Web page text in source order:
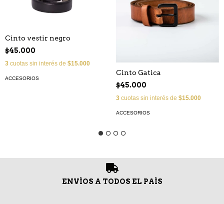
Cinto vestir negro
$45.000
3 cuotas sin interés de $15.000
ACCESORIOS
Cinto Gatica
$45.000
3cuotas sin interés de $15.000
ACCESORIOS
ENVÍOS A TODOS EL PAÍS